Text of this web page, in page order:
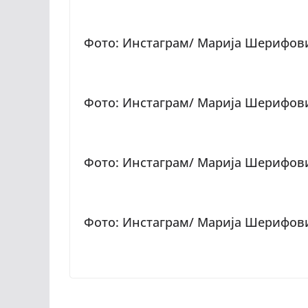
Фото: Инстаграм/ Марија
Фото: Инстаграм/ Марија
Фото: Инстаграм/ Марија
Фото: Инстаграм/ Марија